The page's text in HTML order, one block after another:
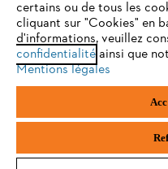
STIHL VERTRIEBS AG, 8617
optimale de notre site, nous
l'un des navigateurs suivants
firefox
certains ou de tous les
cliquant sur "Cookies" en
d'informations, veuillez
confidentialitéainsi que
Mentions légales